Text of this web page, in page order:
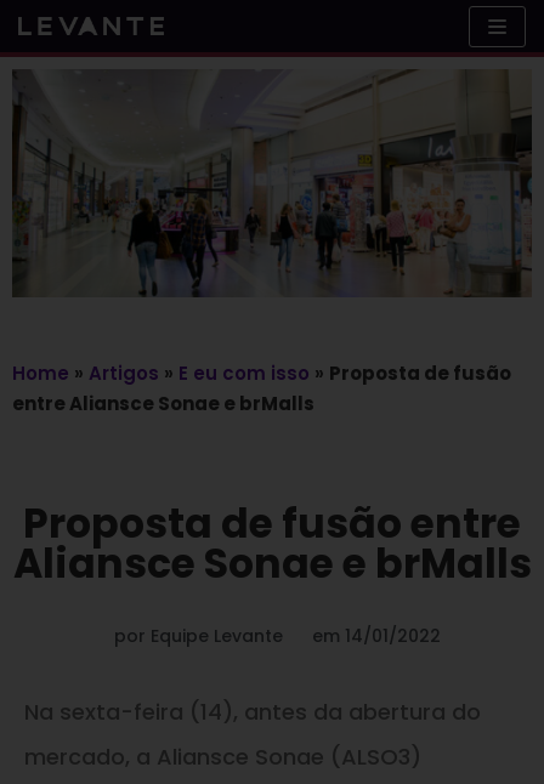
Skip
to
Home » Artigos » E eu com isso » Proposta de fusão
entre Aliansce Sonae e brMalls
Proposta de fusão entre
Aliansce Sonae e brMalls
por Equipe Levante em 14/01/2022
Na sexta-feira (14), antes da abertura do
mercado, a Aliansce Sonae (ALSO3)